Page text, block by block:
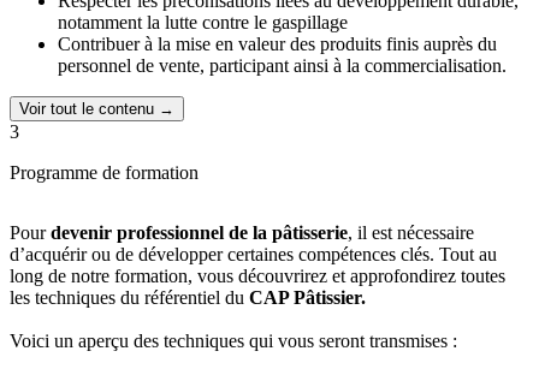
notamment la lutte contre le gaspillage
Contribuer à la mise en valeur des produits finis auprès du
personnel de vente, participant ainsi à la commercialisation.
Voir tout le contenu →
3
Programme de formation
Pourdevenir professionnel de la pâtisserie, il est nécessaire
d’acquérir ou de développer certaines compétences clés. Tout au
long de notre formation, vous découvrirez et approfondirez toutes
les techniques du référentiel du CAP Pâtissier.
Voici un aperçu des techniques qui vous seront transmises :